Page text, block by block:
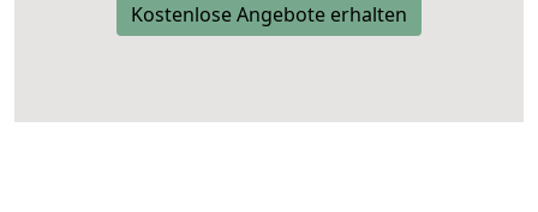
Kostenlose Angebote erhalten